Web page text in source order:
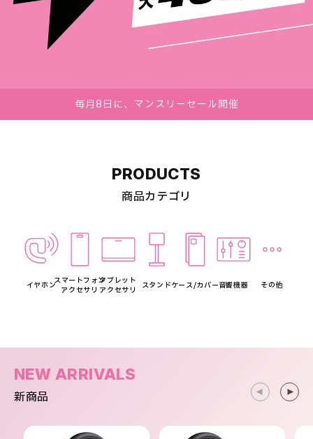
毎月8日に、マンスリーセール開催
PRODUCTS
商品カテゴリ
イヤホンスマートフォン
アクセサリ
タブレット
アクセサリ
スタンドケース/カバー音響機器 その他
NEW ARRIVALS
新商品